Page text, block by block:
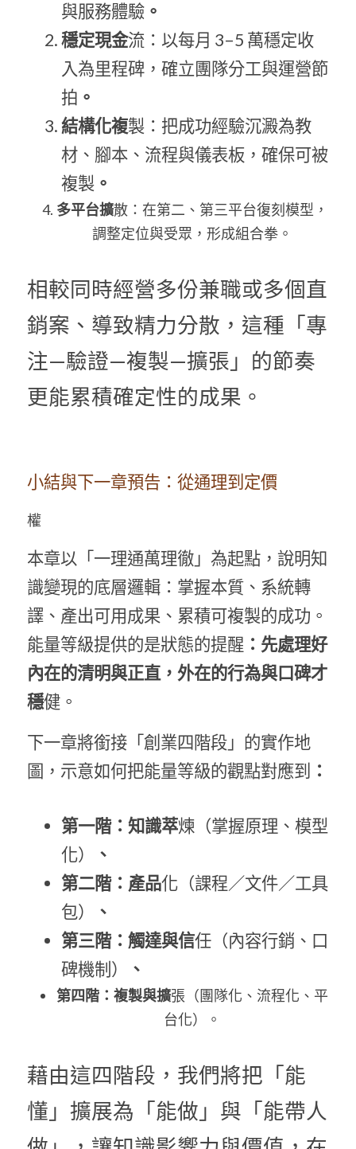
與服務體驗。
穩定現金流：以每月 3–5 萬穩定收
入為里程碑，確立團隊分工與運營節
拍 。
結構化複製：把成功經驗沉澱為教
材、腳本、流程與儀表板，確保可被
複製。
多平台擴散：在第二、第三平台復刻模型，
調整定位與受眾，形成組合拳。
相較同時經營多份兼職或多個直
銷案、導致精力分散，這種「專
注—驗證—複製—擴張」的節奏
更能累積確定性的成果。
小結與下一章預告：從通理到定價
權
本章以「一理通萬理徹」為起點，說明知
識變現的底層邏輯：掌握本質、系統轉
譯、產出可用成果、累積可複製的成功。
能量等級提供的是狀態的提醒 ：先處理好
內在的清明與正直，外在的行為與口碑才
穩健。
下一章將銜接「創業四階段」的實作地
圖，示意如何把能量等級的觀點對應到 ：
第一階：知識萃煉（掌握原理、模型
化）
、
第二階：產品化（課程／文件／工具
包）
、
第三階：觸達與信任（內容行銷、口
碑機制）
、
第四階：複製與擴張（團隊化、流程化、平
台化）。
藉由這四階段，我們將把「能
懂」擴展為「能做」與「能帶人